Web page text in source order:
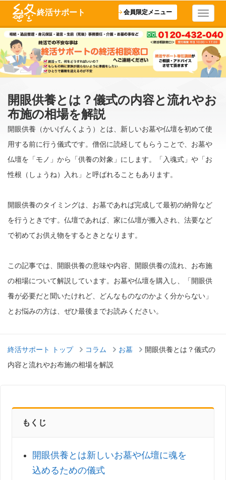
終活サポート 会員限定メニュー
開眼供養とは？儀式の内容と流れやお
布施の相場を解説
開眼供養（かいげんくよう）とは、新しいお墓や仏壇を初めて使
用する前に行う儀式です。僧侶に読経してもらうことで、お墓や
仏壇を「モノ」から「供養の対象」にします。「入魂式」や「お
性根（しょうね）入れ」と呼ばれることもあります。
開眼供養のタイミングは、お墓であれば完成して最初の納骨など
を行うときです。仏壇であれば、家に仏壇が搬入され、法要など
で初めてお供え物をするときとなります。
この記事では、開眼供養の意味や内容、開眼供養の流れ、お布施
の相場について解説しています。お墓や仏壇を購入し、「開眼供
養が必要だと聞いたけれど、どんなものなのかよく分からない」
とお悩みの方は、ぜひ最後までお読みください。
終活サポート トップ コラム お墓
開眼供養とは？儀式の
内容と流れやお布施の相場を解説
もくじ
開眼供養とは新しいお墓や仏壇に魂を
込めるための儀式